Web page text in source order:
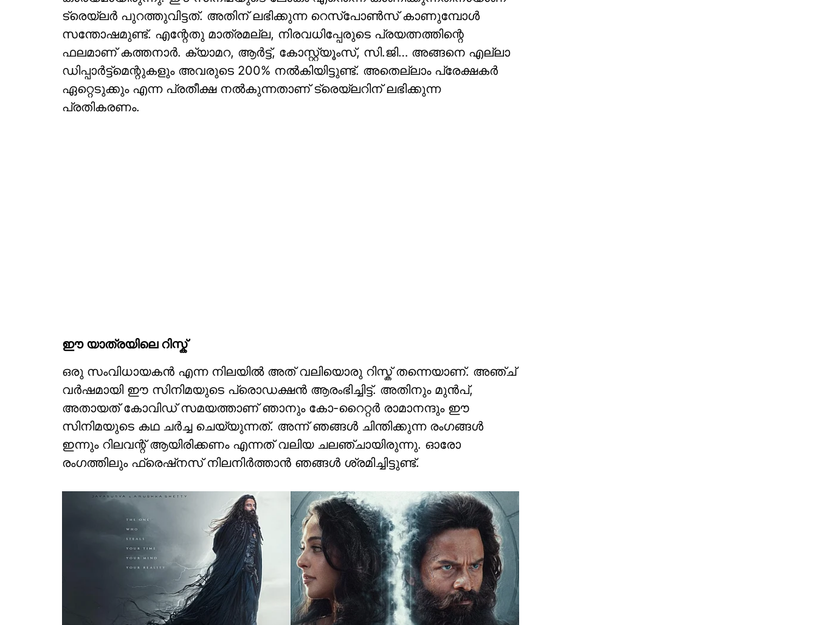
ട്രെയ്‌ലർ പുറത്തുവിട്ടത്. അതിന് ലഭിക്കുന്ന റെസ്പോൺസ് കാണുമ്പോൾ
സന്തോഷമുണ്ട്. എന്റേതു മാത്രമല്ല, നിരവധിപ്പേരുടെ പ്രയത്നത്തിന്റെ
ഫലമാണ് കത്തനാർ. ക്യാമറ, ആർട്ട്, കോസ്റ്റ്യൂംസ്, സി.ജി… അങ്ങനെ എല്ലാ
ഡിപ്പാർട്ട്മെന്റുകളും അവരുടെ 200% നൽകിയിട്ടുണ്ട്. അതെല്ലാം പ്രേക്ഷകർ
ഏറ്റെടുക്കും എന്ന പ്രതീക്ഷ നൽകുന്നതാണ് ട്രെയ്‌ലറിന് ലഭിക്കുന്ന
പ്രതികരണം.
ഈ യാത്രയിലെ റിസ്ക്
ഒരു സംവിധായകൻ എന്ന നിലയിൽ അത് വലിയൊരു റിസ്ക് തന്നെയാണ്. അഞ്ച്
വർഷമായി ഈ സിനിമയുടെ പ്രൊഡക്ഷൻ ആരംഭിച്ചിട്ട്. അതിനും മുൻപ്,
അതായത് കോവിഡ് സമയത്താണ് ഞാനും കോ-റൈറ്റർ രാമാനന്ദും ഈ
സിനിമയുടെ കഥ ചർച്ച ചെയ്യുന്നത്. അന്ന് ഞങ്ങൾ ചിന്തിക്കുന്ന രംഗങ്ങൾ
ഇന്നും റിലവന്റ് ആയിരിക്കണം എന്നത് വലിയ ചലഞ്ചായിരുന്നു. ഓരോ
രംഗത്തിലും ഫ്രെഷ്‌നസ് നിലനിർത്താൻ ഞങ്ങൾ ശ്രമിച്ചിട്ടുണ്ട്.